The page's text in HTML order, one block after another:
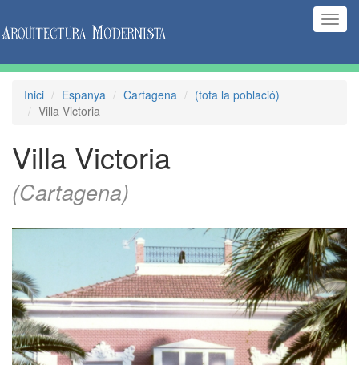
Inici Espanya Cartagena
(tota la població)
Villa Victoria
Villa Victoria
(Cartagena)